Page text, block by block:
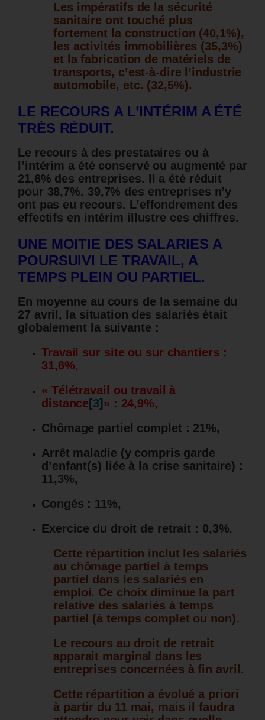
Les impératifs de la sécurité
sanitaire ont touché plus
fortement la construction (40,1%),
les activités immobilières (35,3%)
et la fabrication de matériels de
transports, c’est-à-dire l’industrie
automobile, etc. (32,5%).
LE RECOURS A L’INTÉRIM A ÉTÉ
TRÈS RÉDUIT.
Le recours à des prestataires ou à
l’intérim a été conservé ou augmenté par
21,6% des entreprises. Il a été réduit
pour 38,7%. 39,7% des entreprises n’y
ont pas eu recours. L’effondrement des
effectifs en intérim illustre ces chiffres.
UNE MOITIE DES SALARIES A
POURSUIVI LE TRAVAIL, A
TEMPS PLEIN OU PARTIEL.
En moyenne au cours de la semaine du
27 avril, la situation des salariés était
globalement la suivante :
Travail sur site ou sur chantiers :
31,6%,
« Télétravail ou travail à
distance [3] » : 24,9%,
Chômage partiel complet : 21%,
Arrêt maladie (y compris garde
d’enfant(s) liée à la crise sanitaire) :
11,3%,
Congés : 11%,
Exercice du droit de retrait : 0,3%.
Cette répartition inclut les salariés
au chômage partiel à temps
partiel dans les salariés en
emploi. Ce choix diminue la part
relative des salariés à temps
partiel (à temps complet ou non).
Le recours au droit de retrait
apparait marginal dans les
entreprises concernées à fin avril.
Cette répartition a évolué a priori
à partir du 11 mai, mais il faudra